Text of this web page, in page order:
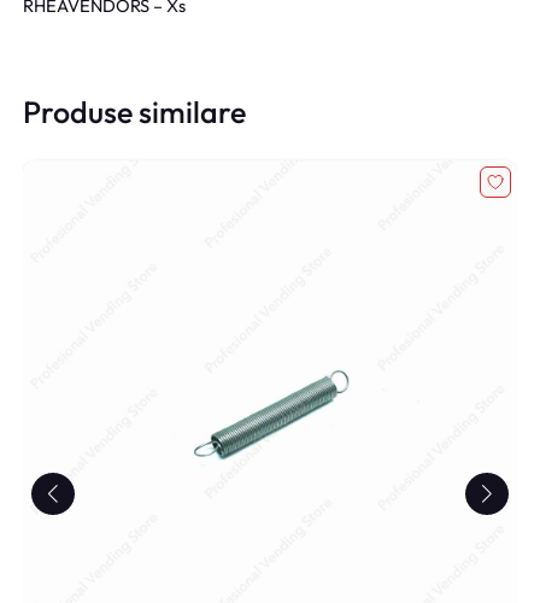
RHEAVENDORS – Xs
Produse similare